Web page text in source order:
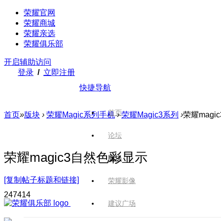
荣耀官网
荣耀商城
荣耀亲选
荣耀俱乐部
开启辅助访问
登录 / 立即注册
快捷导航
首页
论坛
版块
荣耀影像
建议广场
首页»版块 › 荣耀Magic系列手机 › 荣耀Magic3系列 ›荣耀
荣耀magic3自然色彩显示
[复制帖子标题和链接]
247414